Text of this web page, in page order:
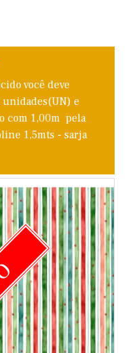
você deve
e
com 1,00m pela
1,5mts - sarja